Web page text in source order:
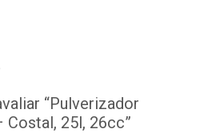
“Pulverizador
Costal, 25l, 26cc”